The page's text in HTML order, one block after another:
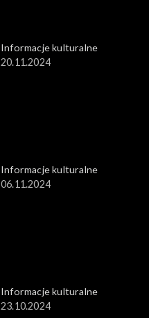
Informacje kulturalne
20.11.2024
Informacje kulturalne
06.11.2024
Informacje kulturalne
23.10.2024